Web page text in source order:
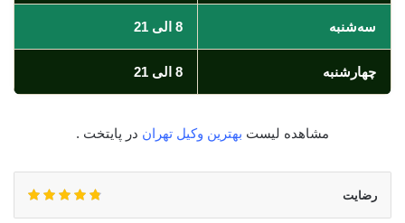
سه‌شنبه 8 الی 21
چهارشنبه 8 الی 21
مشاهده لیست بهترین وکیل تهران در پایتخت .
رضایت